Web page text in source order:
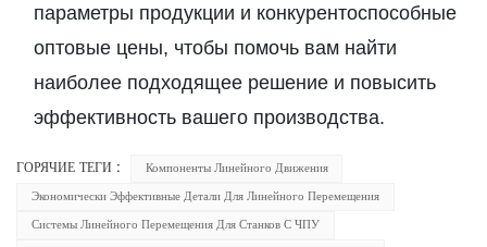
параметры продукции и конкурентоспособные
оптовые цены, чтобы помочь вам найти
наиболее подходящее решение и повысить
эффективность вашего производства.
ГОРЯЧИЕ ТЕГИ :
Компоненты Линейного Движения
Экономически Эффективные Детали Для Линейного Перемещения
Системы Линейного Перемещения Для Станков С ЧПУ